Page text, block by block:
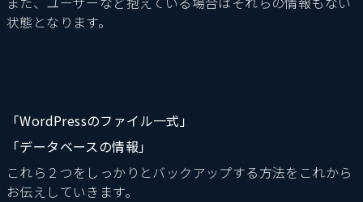
状態となります。
「WordPressのファイル一式」
「データベースの情報」
これら２つをしっかりとバックアップする方法をこれから
お伝えしていきます。